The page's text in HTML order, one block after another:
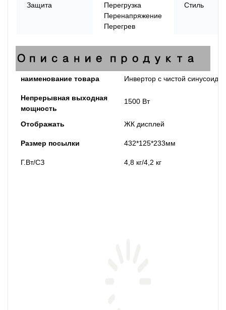
Защита
Перегрузка
Перенапряжение
Перегрев
Стиль
Описание продукта
наименование товара Инвертор с чистой синусоидой
Непрерывная выходная
мощность
1500 Вт
Отображать ЖК дисплей
Размер посылки 432*125*233мм
Г.Вт/СЗ 4,8 кг/4,2 кг